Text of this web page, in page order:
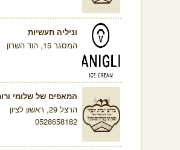
וניליה תעשיות
המסגר 15, הוד השרון
המאפים של שלומי
הרצל 29, ראשון לציון
0528658182